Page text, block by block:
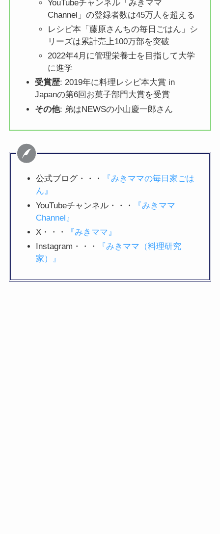
YouTubeチャンネル「みきママ
Channel」の登録者数は45万人を超える
レシピ本「藤原さんちの毎日ごはん」シ
リーズは累計売上100万部を突破
2022年4月に管理栄養士を目指して大学
に進学
受賞歴: 2019年に料理レシピ本大賞 in
Japanの第6回お菓子部門大賞を受賞
その他: 弟はNEWSの小山慶一郎さん
公式ブログ・・・
『みきママの毎日家ごは
ん』
YouTubeチャンネル・・・
『みきママ
Channel』
X・・・
『みきママ』
Instagram・・・
『みきママ（料理研究
家）』